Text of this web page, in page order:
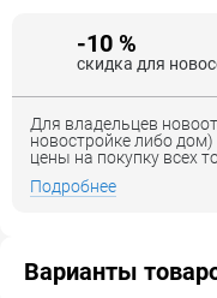
-10 %
скидка для
Для владельцев
новостройке либо
цены на покупку всех
Подробнее
Варианты